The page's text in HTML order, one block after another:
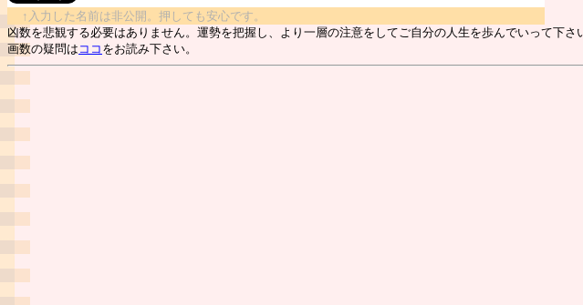
↑入力した名前は非公開。押しても安心です。
凶数を悲観する必要はありません。運勢を把握し、より一層の注意をしてご自分の人生を歩んでいって下さ
画数の疑問は ココ をお読み下さい。